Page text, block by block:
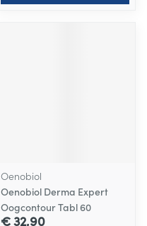
Oenobiol
Oenobiol Derma Expert
Oogcontour Tabl 60
€ 32,90